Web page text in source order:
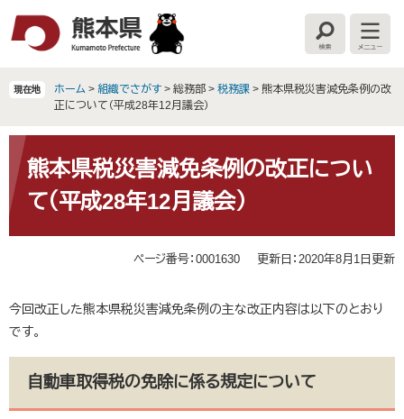
文
へ
検
索
メ
ニ
ー
現在地 ホーム > 組織でさがす > 総務部 > 税務課 > 熊本県税災害減免条例の改
正について（平成28年12月議会）
文 熊本県税災害減免条例の改正につい
て（平成28年12月議会）
ページ番号：0001630 更新日：2020年8月1日更新
今回改正した熊本県税災害減免条例の主な改正内容は以下のとおり
です。
自動車取得税の免除に係る規定について